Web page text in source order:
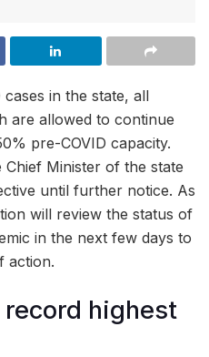
in the state, all
are allowed to continue
pre-COVID capacity.
Chief Minister of the state
until further notice. As
will review the status of
in the next few days to
action.
record highest